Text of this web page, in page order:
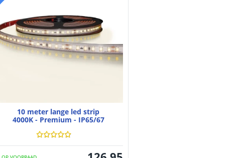
10 meter lange led strip
4000K - Premium - IP65/67